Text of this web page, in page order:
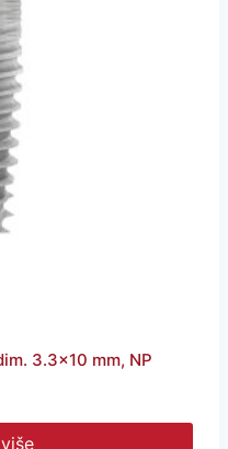
3.3×10 mm, NP